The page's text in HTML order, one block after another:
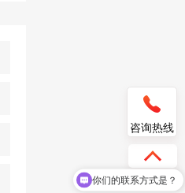
咨询热线
你们的联系方式是？